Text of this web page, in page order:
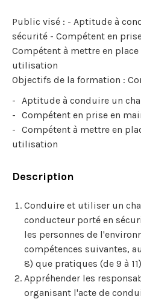
Public visé : - Aptitude à
sécurité - Compétent en
Compétent à mettre en
utilisation
Objectifs de la formation :
Aptitude à conduire un
Compétent en prise en
Compétent à mettre en
utilisation
Description
Conduire et utiliser un
conducteur porté en
les personnes de
compétences suivantes,
8) que pratiques (de 9 à 11)
Appréhender les
organisant l'acte de